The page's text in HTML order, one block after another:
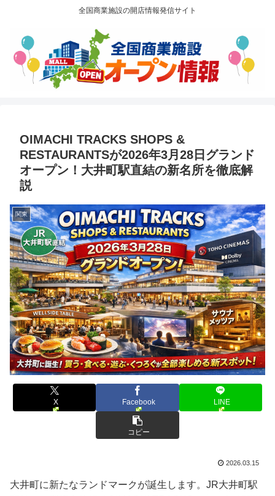
全国商業施設の開店情報発信サイト
OIMACHI TRACKS SHOPS &
RESTAURANTSが2026年3月28日グランド
オープン！大井町駅直結の新名所を徹底解
説
関東
X Facebook LINE
コピー
2026.03.15
大井町に新たなランドマーク が誕生 し ます。 JR大井町駅